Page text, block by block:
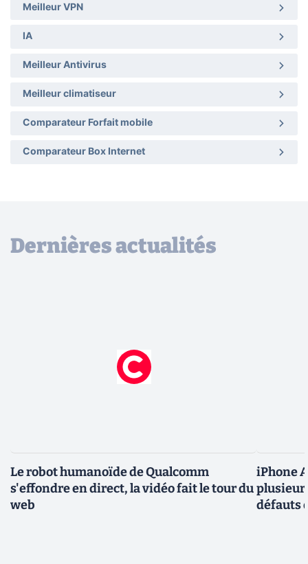
Meilleur VPN
IA
Meilleur Antivirus
Meilleur climatiseur
Comparateur Forfait mobile
Comparateur Box Internet
Dernières actualités
Le robot humanoïde de Qualcomm
s'effondre en direct, la vidéo fait le tour du
web
iPhone
défauts